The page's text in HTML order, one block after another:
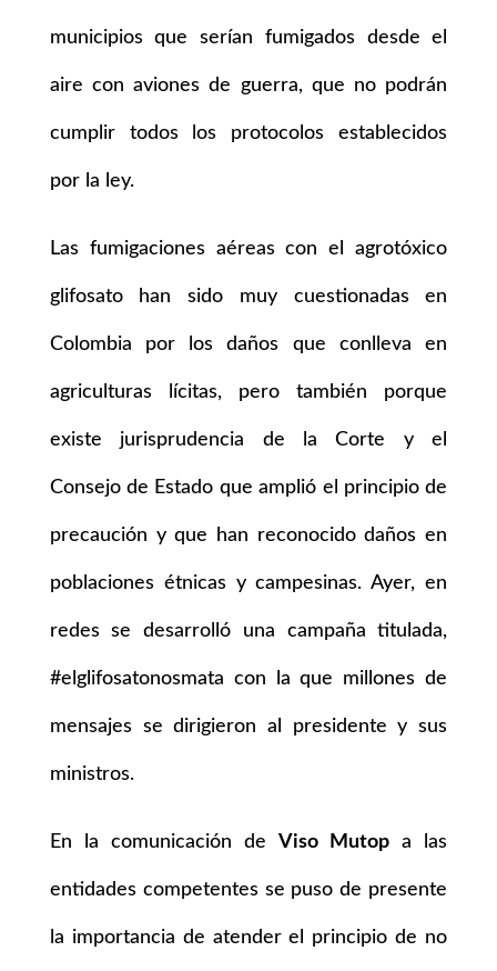
municipios que serían fumigados desde el
aire con aviones de guerra, que no podrán
cumplir todos los protocolos establecidos
por la ley.
Las fumigaciones aéreas con el agrotóxico
glifosato han sido muy cuestionadas en
Colombia por los daños que conlleva en
agriculturas lícitas, pero también porque
existe jurisprudencia de la Corte y el
Consejo de Estado que amplió el principio de
precaución y que han reconocido daños en
poblaciones étnicas y campesinas. Ayer, en
redes se desarrolló una campaña titulada,
#elglifosatonosmata con la que millones de
mensajes se dirigieron al presidente y sus
ministros.
En la comunicación deViso Mutop a las
entidades competentes se puso de presente
la importancia de atender el principio de no